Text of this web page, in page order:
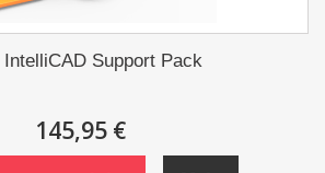
IntelliCAD Support Pack
145,95 €